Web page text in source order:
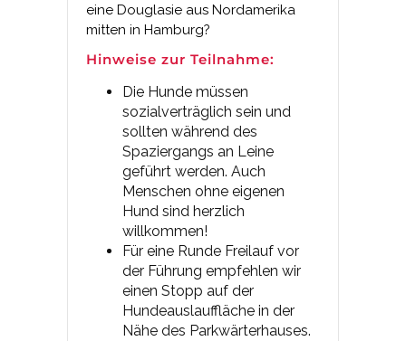
eine Douglasie aus Nordamerika
mitten in Hamburg?
Hinweise zur Teilnahme:
Die Hunde müssen
sozialverträglich sein und
sollten während des
Spaziergangs an Leine
geführt werden. Auch
Menschen ohne eigenen
Hund sind herzlich
willkommen!
Für eine Runde Freilauf vor
der Führung empfehlen wir
einen Stopp auf der
Hundeauslauffläche in der
Nähe des Parkwärterhauses.